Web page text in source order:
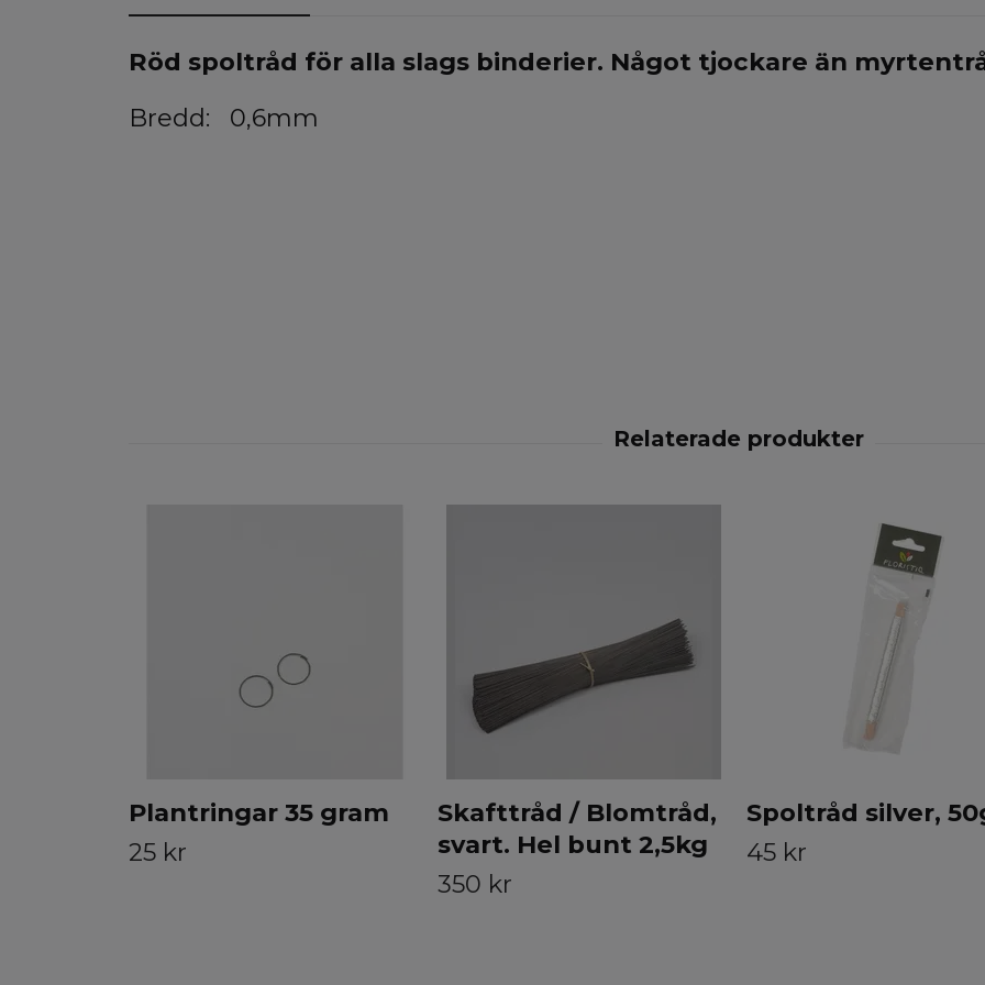
Röd spoltråd för alla slags binderier. Något tjockare än
Bredd: 0,6mm
Plantringar 35 gram
25 kr
Skafttråd / Blomtråd,
svart. Hel bunt 2,5kg
350 kr
Spoltråd silver,
45 kr